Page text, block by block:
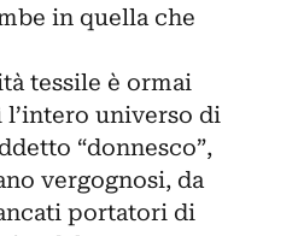
in quella che
tessile è ormai
l’intero universo di
“donnesco”,
vergognosi, da
portatori di